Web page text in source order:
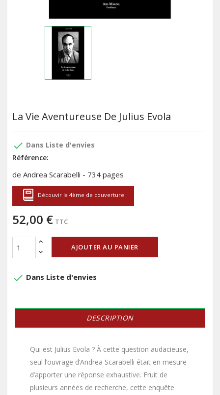
La Vie Aventureuse De Julius Evola
done Dans Liste d'envies
Référence:
de Andrea Scarabelli - 734 pages
Découvir la 4ème de couverture
52,00 € TTC
AJOUTER AU PANIER
done Dans Liste d'envies
DESCRIPTION
Qui est Julius Evola ? À cette question audacieuse,
seul l’ouvrage d’Andrea Scarabelli était en mesure
d’apporter une réponse exhaustive. Fruit de
plusieurs années de recherche, cette enquête